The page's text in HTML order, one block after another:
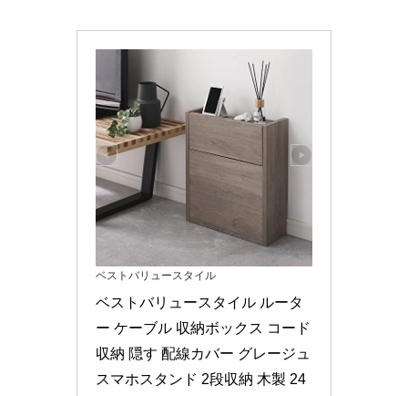
ベストバリュースタイル
ベストバリュースタイル ルータ
ー ケーブル 収納ボックス コード
収納 隠す 配線カバー グレージュ
スマホスタンド 2段収納 木製 24